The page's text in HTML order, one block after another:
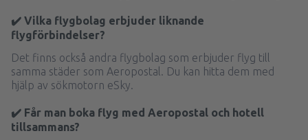
✔️ Vilka flygbolag erbjuder liknande
flygförbindelser?
Det finns också andra flygbolag som erbjuder flyg till
samma städer som Aeropostal. Du kan hitta dem med
hjälp av sökmotorn eSky.
✔️ Får man boka flyg med Aeropostal och hotell
tillsammans?